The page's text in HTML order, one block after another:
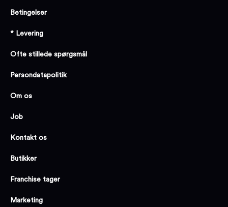
Betingelser
* Levering
Ofte stillede spørgsmål
Persondatapolitik
Om os
Job
Kontakt os
Butikker
Franchise tager
Marketing